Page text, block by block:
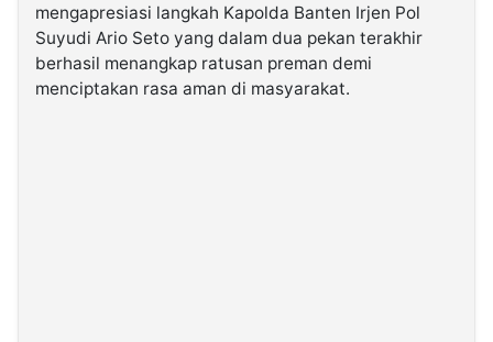
mengapresiasi langkah Kapolda Banten Irjen Pol
Suyudi Ario Seto yang dalam dua pekan terakhir
berhasil menangkap ratusan preman demi
menciptakan rasa aman di masyarakat.